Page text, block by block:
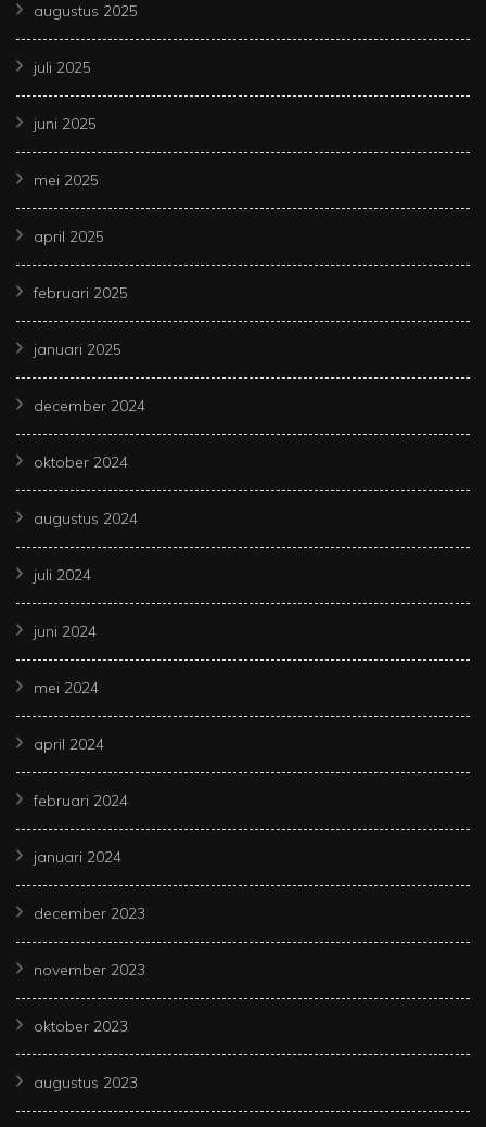
augustus 2025
juli 2025
juni 2025
mei 2025
april 2025
februari 2025
januari 2025
december 2024
oktober 2024
augustus 2024
juli 2024
juni 2024
mei 2024
april 2024
februari 2024
januari 2024
december 2023
november 2023
oktober 2023
augustus 2023